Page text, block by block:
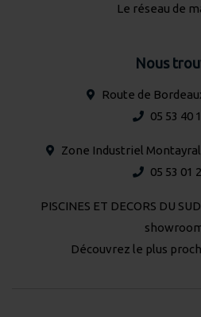
Le réseau de
Nous
Route de
05 53 40
Zone Industriel Montayral,
05 53 01
PISCINES ET DECORS DU
Découvrez le plus